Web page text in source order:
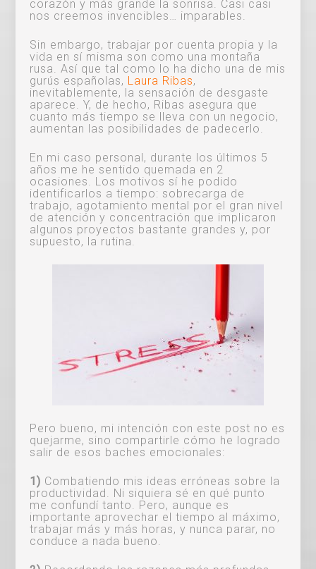
corazón y más grande la sonrisa. Casi casi
nos creemos invencibles… imparables.
Sin embargo, trabajar por cuenta propia y la
vida en sí misma son como una montaña
rusa. Así que tal como lo ha dicho una de mis
gurús españolas, Laura Ribas,
inevitablemente, la sensación de desgaste
aparece. Y, de hecho, Ribas asegura que
cuanto más tiempo se lleva con un negocio,
aumentan las posibilidades de padecerlo.
En mi caso personal, durante los últimos 5
años me he sentido quemada en 2
ocasiones. Los motivos sí he podido
identificarlos a tiempo: sobrecarga de
trabajo, agotamiento mental por el gran nivel
de atención y concentración que implicaron
algunos proyectos bastante grandes y, por
supuesto, la rutina.
Pero bueno, mi intención con este post no es
quejarme, sino compartirle cómo he logrado
salir de esos baches emocionales:
1) Combatiendo mis ideas erróneas sobre la
productividad. Ni siquiera sé en qué punto
me confundí tanto. Pero, aunque es
importante aprovechar el tiempo al máximo,
trabajar más y más horas, y nunca parar, no
conduce a nada bueno.